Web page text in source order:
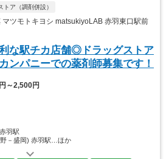
トア（調剤併設）
ツモトキヨシ matsukiyoLAB 赤羽東口駅前
な駅チカ店舗◎ドラッグストア
ンパニーでの薬剤師募集です！
～2,500円
羽駅
野－盛岡) 赤羽駅…ほか